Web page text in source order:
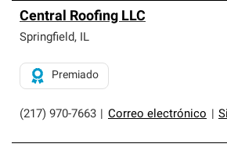
Corning constituyen el nivel superior
exclusiva y cumplen con estándares
Solo ellos pueden ofrecer nuestra
sistemas de techos.
Central Roofing LLC
Springfield, IL
(217) 970-7663 Correo electrónico
Premiado